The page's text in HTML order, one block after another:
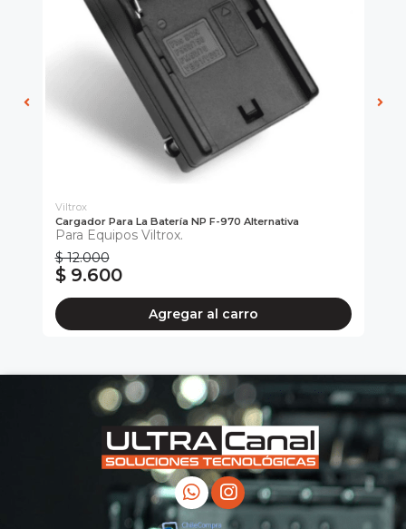
Viltrox
Cargador Para La Batería NP F-970 Alternativa
Para Equipos Viltrox.
$ 12.000
$ 9.600
Agregar al carro